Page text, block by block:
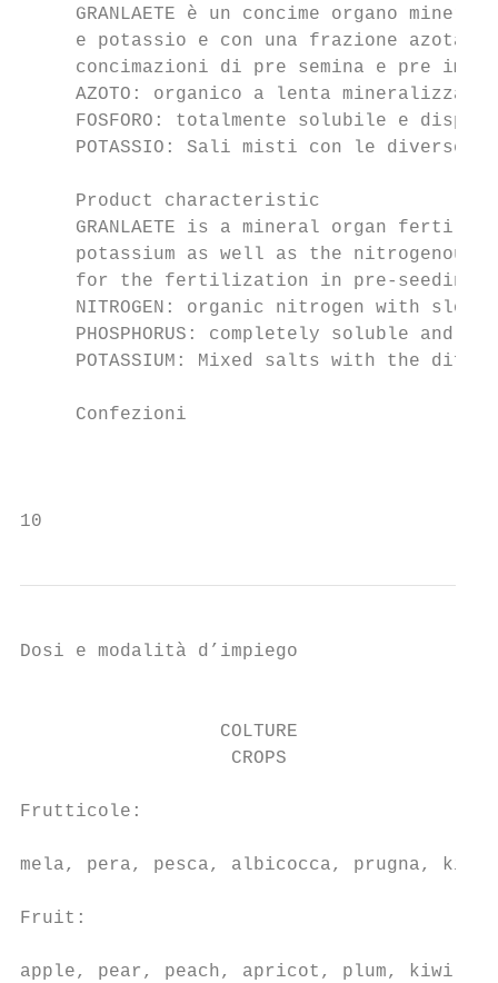
GRANLAETE è un concime organo
e potassio e con una frazione
concimazioni di pre semina e pre
AZOTO: organico a lenta
FOSFORO: totalmente solubile e
POTASSIO: Sali misti con le diverse
     Product characteristic
GRANLAETE is a mineral organ
potassium as well as the nitrogenous
for the fertilization in pre-seeding
NITROGEN: organic nitrogen with slow
PHOSPHORUS: completely soluble and
POTASSIUM: Mixed salts with the
Confezioni
10
Dosi e modalità d’impiego
COLTURE
CROPS
Frutticole:
mela, pera, pesca, albicocca, prugna, kiwi
Fruit:
apple, pear, peach, apricot, plum, kiwi